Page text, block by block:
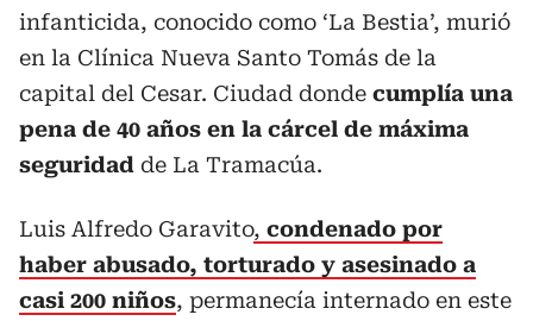
infanticida, conocido como ‘La Bestia’, murió
en la Clínica Nueva Santo Tomás de la
capital del Cesar. Ciudad donde cumplía una
pena de 40 años en la cárcel de máxima
seguridad de La Tramacúa.
Luis Alfredo Garavito, condenado por
haber abusado, torturado y asesinado a
casi 200 niños, permanecía internado en este